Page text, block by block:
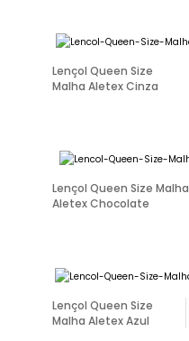
Lençol Queen Size
Malha Aletex Cinza
Lençol Queen Size Malha
Aletex Chocolate
Lençol Queen Size
Malha Aletex Azul